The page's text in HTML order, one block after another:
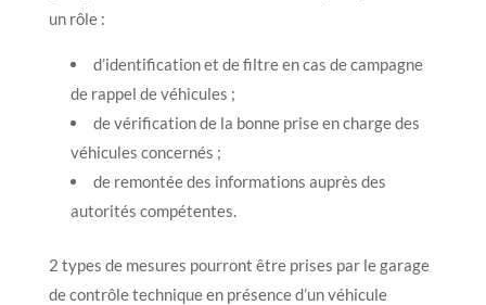
un rôle :
d’identification et de filtre en cas de campagne
de rappel de véhicules ;
de vérification de la bonne prise en charge des
véhicules concernés ;
de remontée des informations auprès des
autorités compétentes.
2 types de mesures pourront être prises par le garage
de contrôle technique en présence d’un véhicule